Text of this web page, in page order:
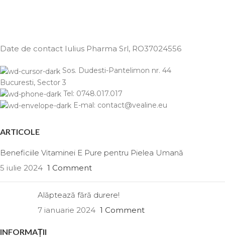
Date de contact Iulius Pharma Srl, RO37024556
Sos. Dudesti-Pantelimon nr. 44
Bucuresti, Sector 3
Tel: 0748.017.017
E-mal: contact@vealine.eu
ARTICOLE
Beneficiile Vitaminei E Pure pentru Pielea Umană
5 iulie 2024 1 Comment
Alăptează fără durere!
7 ianuarie 2024 1 Comment
INFORMAȚII